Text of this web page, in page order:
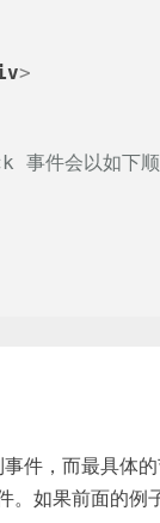
>
件会以如下顺
件，而最具体
。如果前面的例